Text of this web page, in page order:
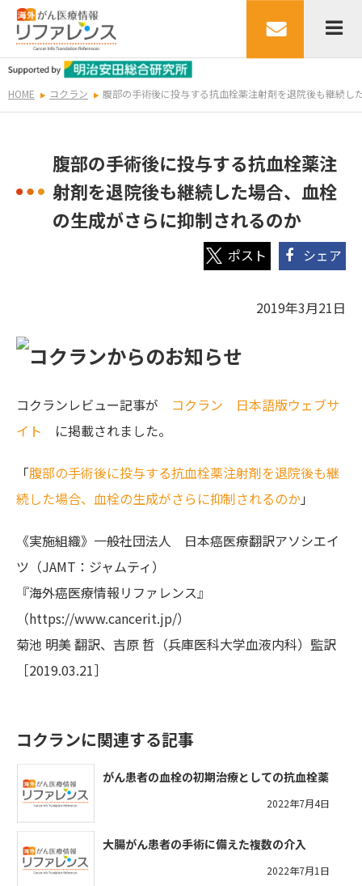
HOME コクラン 腹部の手術後に投与する抗血栓薬注射剤を退院後も継続し
腹部の手術後に投与する抗血栓薬注
射剤を退院後も継続した場合、血栓
の生成がさらに抑制されるのか
シェア
2019年3月21日
コクランレビュー記事が コクラン 日本語版ウェブサ
イト に掲載されました。
「腹部の手術後に投与する抗血栓薬注射剤を退院後も継
続した場合、血栓の生成がさらに抑制されるのか」
《実施組織》一般社団法人 日本癌医療翻訳アソシエイ
ツ（JAMT：ジャムティ）
『海外癌医療情報リファレンス』
（https://www.cancerit.jp/）
菊池 明美 翻訳、吉原 哲（兵庫医科大学血液内科）監訳
［2019.03.21］
コクランに関連する記事
がん患者の血栓の初期治療としての抗血栓薬
2022年7月4日
大腸がん患者の手術に備えた複数の介入
2022年7月1日